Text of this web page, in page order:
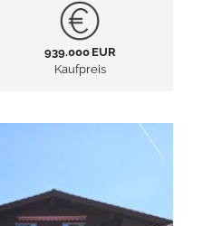
939.000 EUR
Kaufpreis